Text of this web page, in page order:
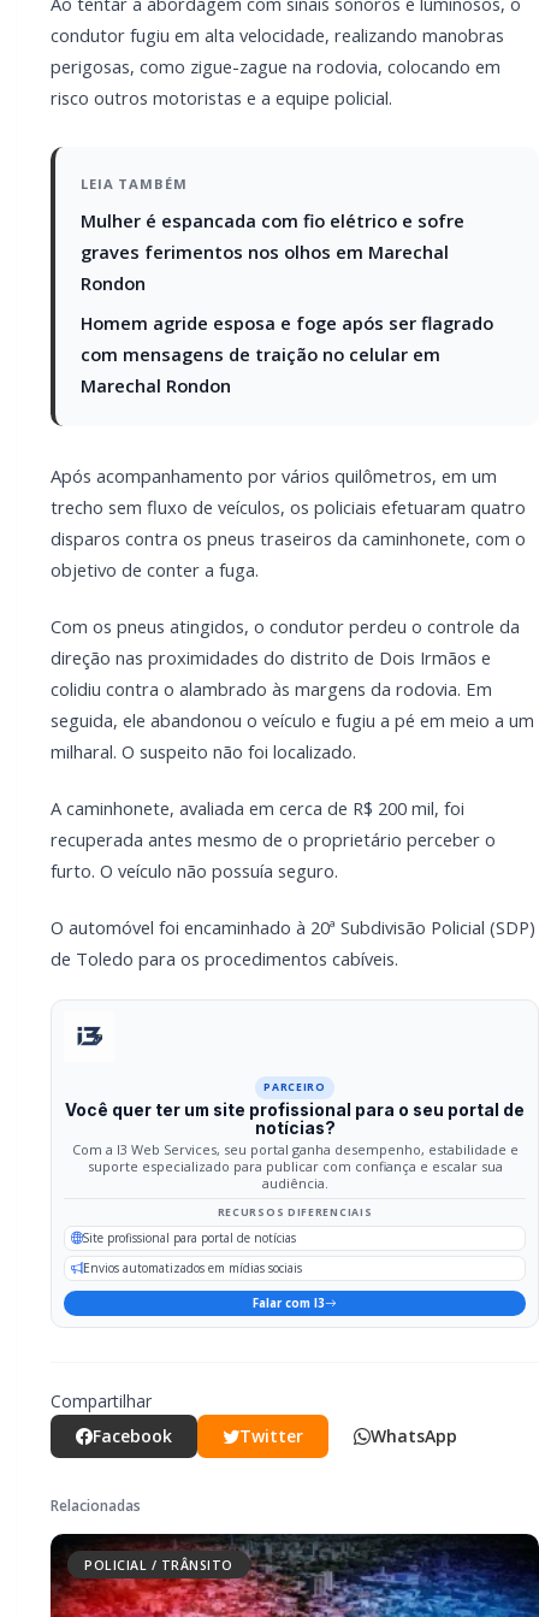
condutor fugiu em alta velocidade, realizando manobras
perigosas, como zigue-zague na rodovia, colocando em
risco outros motoristas e a equipe policial.
LEIA TAMBÉM
Mulher é espancada com fio elétrico e sofre
graves ferimentos nos olhos em Marechal
Rondon
Homem agride esposa e foge após ser flagrado
com mensagens de traição no celular em
Marechal Rondon
Após acompanhamento por vários quilômetros, em um
trecho sem fluxo de veículos, os policiais efetuaram quatro
disparos contra os pneus traseiros da caminhonete, com o
objetivo de conter a fuga.
Com os pneus atingidos, o condutor perdeu o controle da
direção nas proximidades do distrito de Dois Irmãos e
colidiu contra o alambrado às margens da rodovia. Em
seguida, ele abandonou o veículo e fugiu a pé em meio a um
milharal. O suspeito não foi localizado.
A caminhonete, avaliada em cerca de R$ 200 mil, foi
recuperada antes mesmo de o proprietário perceber o
furto. O veículo não possuía seguro.
O automóvel foi encaminhado à 20ª Subdivisão Policial (SDP)
de Toledo para os procedimentos cabíveis.
PARCEIRO
Você quer ter um site profissional para o seu portal de
notícias?
Com a I3 Web Services, seu portal ganha desempenho, estabilidade e
suporte especializado para publicar com confiança e escalar sua
audiência.
RECURSOS DIFERENCIAIS
Site profissional para portal de notícias
Envios automatizados em mídias sociais
Falar com I3
Compartilhar
Facebook
Twitter WhatsApp
Relacionadas
POLICIAL / TRÂNSITO